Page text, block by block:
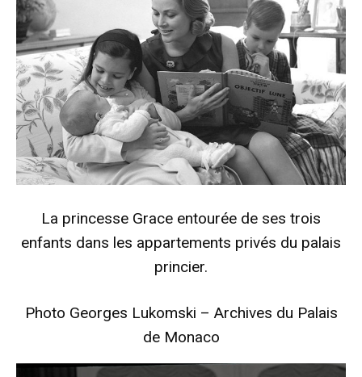
La princesse Grace entourée de ses trois
enfants dans les appartements privés du palais
princier.
Photo Georges Lukomski – Archives du Palais
de Monaco